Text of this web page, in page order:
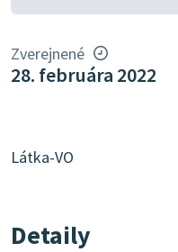
Zverejnené
28. februára 2022
Látka-VO
Detaily